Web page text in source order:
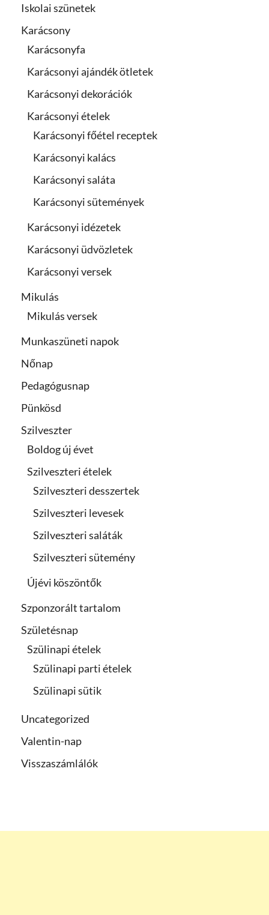
Iskolai szünetek
Karácsony
Karácsonyfa
Karácsonyi ajándék ötletek
Karácsonyi dekorációk
Karácsonyi ételek
Karácsonyi főétel receptek
Karácsonyi kalács
Karácsonyi saláta
Karácsonyi sütemények
Karácsonyi idézetek
Karácsonyi üdvözletek
Karácsonyi versek
Mikulás
Mikulás versek
Munkaszüneti napok
Nőnap
Pedagógusnap
Pünkösd
Szilveszter
Boldog új évet
Szilveszteri ételek
Szilveszteri desszertek
Szilveszteri levesek
Szilveszteri saláták
Szilveszteri sütemény
Újévi köszöntők
Szponzorált tartalom
Születésnap
Szülinapi ételek
Szülinapi parti ételek
Szülinapi sütik
Uncategorized
Valentin-nap
Visszaszámlálók